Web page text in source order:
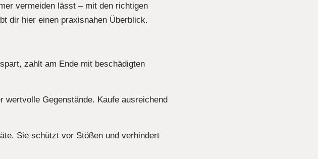
vermeiden lässt – mit den richtigen
dir hier einen praxisnahen Überblick.
zahlt am Ende mit beschädigten
Gegenstände. Kaufe ausreichend
Sie schützt vor Stößen und verhindert